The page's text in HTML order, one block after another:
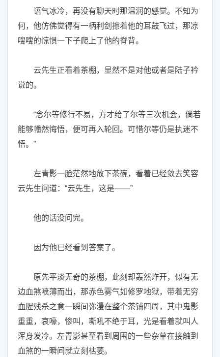
语气冰冷，再没有聊天时那温润的感觉。不知为
何，他仿佛觉得有一柄利剑擦着他的耳鼓飞过，那凉
嗖嗖的惊惧一下子爬上了他的脊背。
云先生正看着茶棚，显然不是对他或者是陆子衿
说的。
“念尔等修行不易，方才给了尔等三次机会，倘若
能够幡然悔悟，便可再入轮回。可惜尔等仍是执迷不
悟。”
左青影一脸茫然地放下茶碗，看着已经敛去笑容
云先生问道：“云先生，这是——”
他的话没问完。
因为他已经看到答案了。
原先平淡无奇的茶棚，此刻却轰然炸开，似有无
边血煞喷薄而出，那赤色雾气如修罗地狱，带着无穷
血腥残杀之意一瞬间弥漫在整个茶铺四周，其中鬼影
重重，哀嚎，惨叫，嘶吼不绝于耳，光是看着就叫人
浑身发冷。左青影甚至看到周围的一些杂草在接触到
血煞的一瞬间就立刻枯萎。